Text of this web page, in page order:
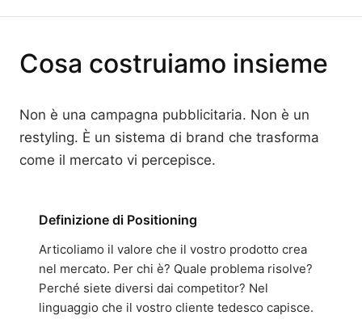
Cosa costruiamo insieme
Non è una campagna pubblicitaria. Non è un
restyling. È un sistema di brand che trasforma
come il mercato vi percepisce.
Definizione di Positioning
Articoliamo il valore che il vostro prodotto crea
nel mercato. Per chi è? Quale problema risolve?
Perché siete diversi dai competitor? Nel
linguaggio che il vostro cliente tedesco capisce.